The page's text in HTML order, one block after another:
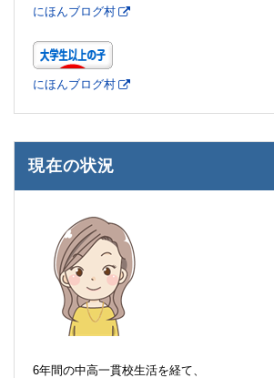
にほんブログ村
にほんブログ村
現在の状況
6年間の中高一貫校生活を経て、